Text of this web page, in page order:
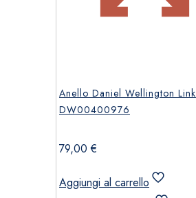
Anello Daniel Wellington Link
DW00400976
79,00€
Aggiungi al carrello